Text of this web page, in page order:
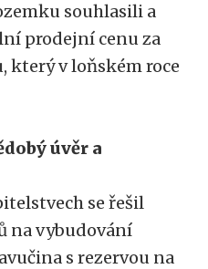
souhlasili a
prodejní cenu za
který v loňském roce
úvěr a
se řešil
na vybudování
s rezervou na